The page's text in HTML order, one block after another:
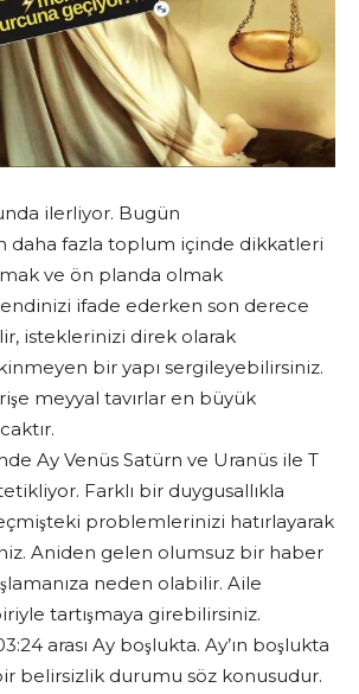
ilerliyor. Bugün
daha fazla toplum içinde dikkatleri
ve ön planda olmak
ifade ederken son derece
isteklerinizi direk olarak
bir yapı sergileyebilirsiniz.
meyyal tavırlar en büyük
Ay Venüs Satürn ve Uranüs ile T
tetikliyor. Farklı bir duygusallıkla
problemlerinizi hatırlayarak
Aniden gelen olumsuz bir haber
neden olabilir. Aile
tartışmaya girebilirsiniz.
arası Ay boşlukta. Ay’ın boşlukta
belirsizlik durumu söz konusudur.